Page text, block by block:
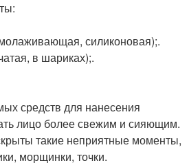
силиконовая);.
в шариках);.
средств для нанесения
лицо более свежим и сияющим.
такие неприятные моменты,
морщинки, точки.